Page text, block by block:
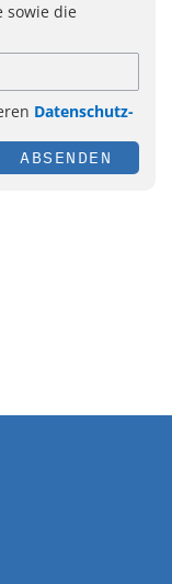
sowie die
Datenschutz-
ABSENDEN